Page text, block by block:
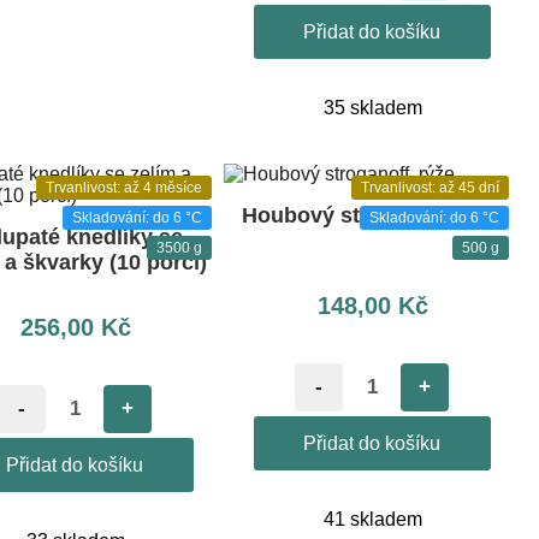
Přidat do košíku
35 skladem
Trvanlivost: až 4 měsíce
Skladování: do 6 °C
3500 g
knedlíky se
škvarky (10 porcí)
256,00 Kč
- +
Přidat do košíku
Trvanlivost: až 45 dní
Skladování: do 6 °C
500 g
Houbový stroganoff, rýže
148,00 Kč
- +
Přidat do košíku
41 skladem